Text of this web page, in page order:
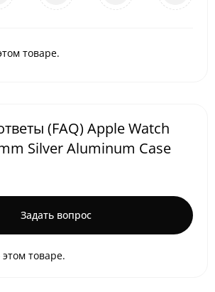
товаре.
(FAQ) Apple Watch
Silver Aluminum Case
Задать вопрос
товаре.